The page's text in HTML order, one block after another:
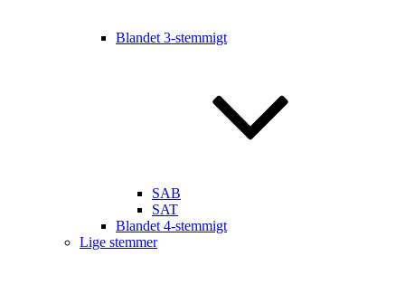
Blandet 3-stemmigt
SAB
SAT
Blandet 4-stemmigt
Lige stemmer